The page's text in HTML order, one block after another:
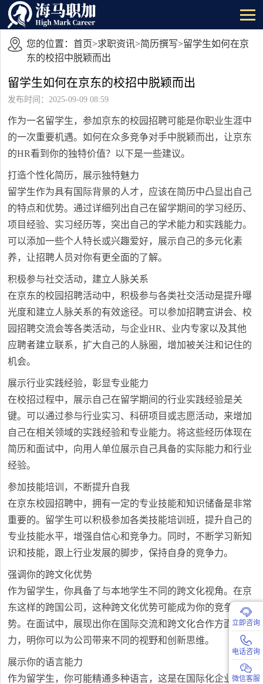
您的位置： 首页>求职资讯>简历撰写>留学生如何在京
东的校招中脱颖而出
留学生如何在京东的校招中脱颖而出
发布时间：2025-09-09 08:59
作为一名留学生，参加京东的校园招聘可能是你职业生涯中
的一次重要机遇。如何在众多竞争对手中脱颖而出，让京东
的HR看到你的独特价值？以下是一些建议。
打造个性化简历，展示独特魅力
留学生作为具有国际背景的人才，应该在简历中凸显出自己
的特点和优势。通过详细列出自己在留学期间的学习经历、
项目经验、实习经历等，突出自己的学术能力和实践能力。
可以添加一些个人特长或兴趣爱好，展示自己的多元化素
养，让招聘人员对你有更全面的了解。
积极参与社交活动，建立人脉关系
在京东的校园招聘活动中，积极参与各类社交活动是提升曝
光度和建立人脉关系的有效途径。可以参加招聘宣讲会、校
园招聘交流会等各类活动，与企业HR、业内专家以及其他
应聘者建立联系，扩大自己的人脉圈，增加被关注和记住的
机会。
展示行业实践经验，彰显专业能力
在校招过程中，展示自己在留学期间的行业实践经验是关
键。可以通过参与行业实习、科研项目或志愿活动，来增加
自己在相关领域的实践经验和专业能力。将这些经历体现在
简历和面试中，向用人单位展示自己具备的实际能力和行业
经验。
参加技能培训，不断提升自我
在京东校园招聘中，拥有一定的专业技能和知识储备是非常
重要的。留学生可以积极参加各类技能培训班，提升自己的
专业技能水平，增强自信心和竞争力。同时，不断学习新知
识和技能，跟上行业发展的脚步，保持自身的竞争力。
强调你的跨文化优势
作为留学生，你具备了与本地学生不同的跨文化视角。在京
东这样的跨国公司，这种跨文化优势可能成为你的竞争优
势。在面试中，展现出你在国际交流和跨文化合作方面的能
力，明你可以为公司带来不同的视野和创新思维。
展示你的语言能力
作为留学生，你可能精通多种语言，这是在国际化企业如京
立即咨询
电话咨询
微信客服